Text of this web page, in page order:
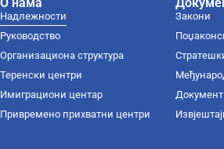
Надлежности
Руководство
Организациона структура
Теренски центри
Имиграциони центар
Привремено прихватни центри
Закони